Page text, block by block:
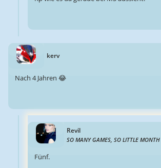
kerv
Nach 4 Jahren 😂
Revil
SO MANY GAMES, SO LITTLE MONTH
Fünf.